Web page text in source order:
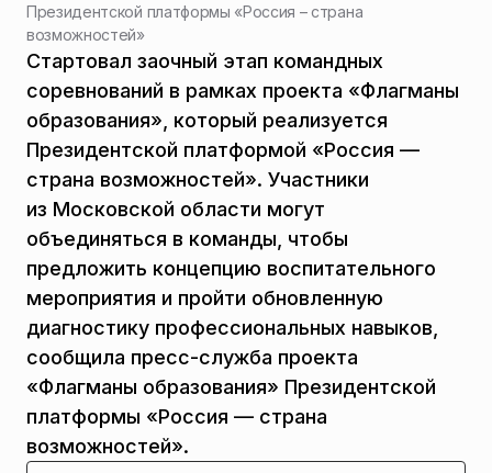
Президентской платформы «Россия – страна
возможностей»
Стартовал заочный этап командных
соревнований в рамках проекта «Флагманы
образования», который реализуется
Президентской платформой «Россия —
страна возможностей». Участники
из Московской области могут
объединяться в команды, чтобы
предложить концепцию воспитательного
мероприятия и пройти обновленную
диагностику профессиональных навыков,
сообщила пресс-служба проекта
«Флагманы образования» Президентской
платформы «Россия — страна
возможностей».